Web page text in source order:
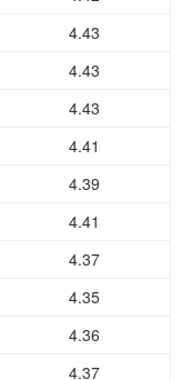
4.43
4.43
4.43
4.41
4.39
4.41
4.37
4.35
4.36
4.37